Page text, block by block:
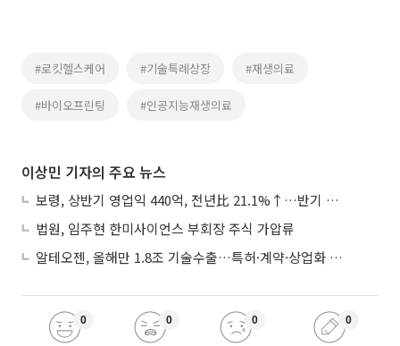
#로킷헬스케어 #기술특례상장 #재생의료
#바이오프린팅 #인공지능재생의료
이상민 기자의 주요 뉴스
보령, 상반기 영업익 440억, 전년比 21.1%↑…반기 역대 최대
법원, 임주현 한미사이언스 부회장 주식 가압류
알테오젠, 올해만 1.8조 기술수출…특허·계약·상업화 ‘삼박자’
0 0 0 0